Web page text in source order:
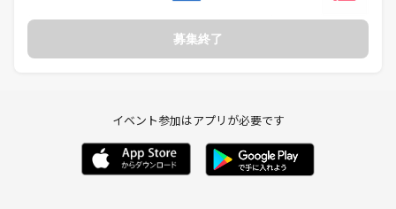
募集終了
イベント参加はアプリが必要です